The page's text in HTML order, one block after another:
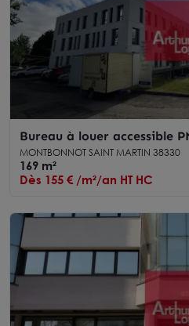
Bureau à louer accessible
Martin
MONTBONNOT SAINT MARTIN 38330
169 m²
Dès 155 € /m²/an HT HC